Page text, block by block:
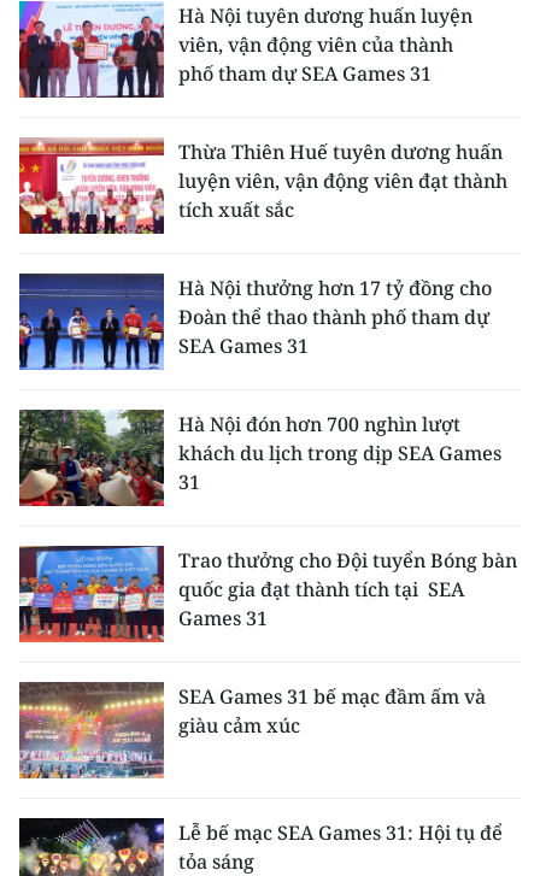
Hà Nội tuyên dương huấn luyện
viên, vận động viên của thành
phố tham dự SEA Games 31
Thừa Thiên Huế tuyên dương huấn
luyện viên, vận động viên đạt thành
tích xuất sắc
Hà Nội thưởng hơn 17 tỷ đồng cho
Đoàn thể thao thành phố tham dự
SEA Games 31
Hà Nội đón hơn 700 nghìn lượt
khách du lịch trong dịp SEA Games
31
Trao thưởng cho Đội tuyển Bóng bàn
quốc gia đạt thành tích tại SEA
Games 31
SEA Games 31 bế mạc đầm ấm và
giàu cảm xúc
Lễ bế mạc SEA Games 31: Hội tụ để
tỏa sáng